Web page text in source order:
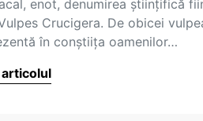
enot, denumirea ştiinţifică
Crucigera. De obicei
în conştiiţa oamenilor…